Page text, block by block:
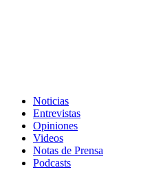
Noticias
Entrevistas
Opiniones
Videos
Notas de Prensa
Podcasts